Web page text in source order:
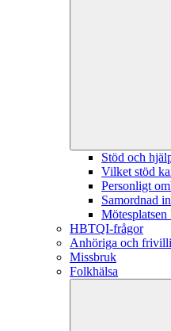
Stöd och
Vilket stöd
Personligt
Samordnad
HBTQI-frågor
Anhöriga och
Missbruk
Folkhälsa